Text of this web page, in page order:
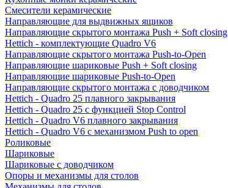
Смесители керамические
Направляющие для выдвижных ящиков
Направляющие скрытого монтажа Push + Soft closing
Hettich - комплектующие Quadro V6
Направляющие скрытого монтажа Push-to-Open
Направляющие шариковые Push + Soft closing
Направляющие шариковые Push-to-Open
Направляющие скрытого монтажа с доводчиком
Hettich - Quadro 25 плавного закрывания
Hettich - Quadro 25 с функцией Stop Control
Hettich - Quadro V6 плавного закрывания
Hettich - Quadro V6 с механизмом Push to open
Роликовые
Шариковые
Шариковые с доводчиком
Опоры и механизмы для столов